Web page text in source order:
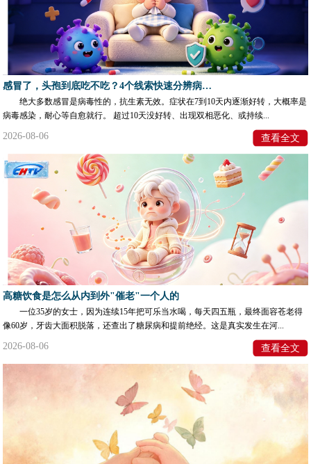
感冒了，头孢到底吃不吃？4个线索快速分辨病毒性感冒和细菌性感冒
绝大多数感冒是病毒性的，抗生素无效。症状在7到10天内逐渐好转，大概率是
病毒感染，耐心等自愈就行。 超过10天没好转、出现双相恶化、或持续...
2026-08-06 查看全文
高糖饮食是怎么从内到外"催老"一个人的
一位35岁的女士，因为连续15年把可乐当水喝，每天四五瓶，最终面容苍老得
像60岁，牙齿大面积脱落，还查出了糖尿病和提前绝经。这是真实发生在河...
2026-08-06 查看全文